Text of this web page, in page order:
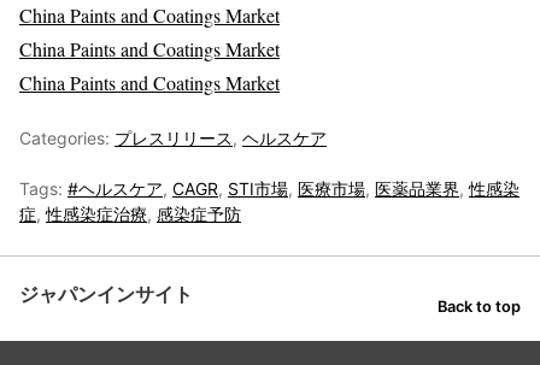
China Paints and Coatings Market
China Paints and Coatings Market
China Paints and Coatings Market
Categories: プレスリリース, ヘルスケア
Tags: #ヘルスケア, CAGR, STI市場, 医療市場, 医薬品業界,性感染
症,性感染症治療, 感染症予防
ジャパンインサイト Back to top